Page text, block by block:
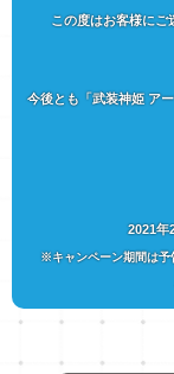
この度はお客様にご
今後とも「武装神姫 ア
2021年
※キャンペーン期間は予